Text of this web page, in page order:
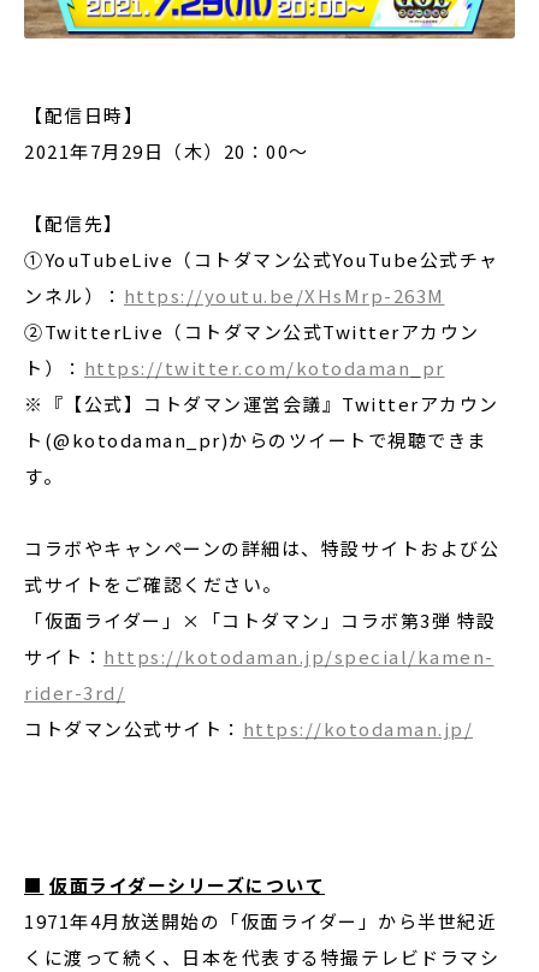
【配信日時】
2021年7月29日（木）20：00～
【配信先】
①YouTubeLive（コトダマン公式YouTube公式チャ
ンネル）： https://youtu.be/XHsMrp-263M
②TwitterLive（コトダマン公式Twitterアカウン
ト）： https://twitter.com/kotodaman_pr
※『【公式】コトダマン運営会議』Twitterアカウン
ト(@kotodaman_pr)からのツイートで視聴できま
す。
コラボやキャンペーンの詳細は、特設サイトおよび公
式サイトをご確認ください。
「仮面ライダー」×「コトダマン」コラボ第3弾 特設
サイト： https://kotodaman.jp/special/kamen-
rider-3rd/
コトダマン公式サイト： https://kotodaman.jp/
■ 仮面ライダーシリーズについて
1971年4月放送開始の「仮面ライダー」から半世紀近
くに渡って続く、日本を代表する特撮テレビドラマシ